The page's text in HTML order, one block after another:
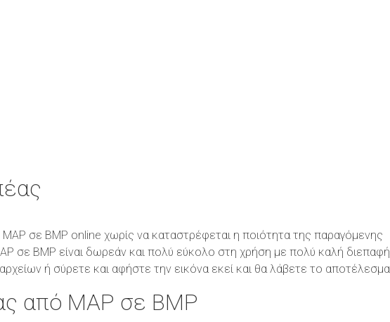
MAP σε BMP online χωρίς να καταστρέφεται η ποιότητα της παραγόμενης
σε BMP είναι δωρεάν και πολύ εύκολο στη χρήση με πολύ καλή διεπαφή.
ή σύρετε και αφήστε την εικόνα εκεί και θα λάβετε το αποτέλεσμα.
από MAP σε BMP